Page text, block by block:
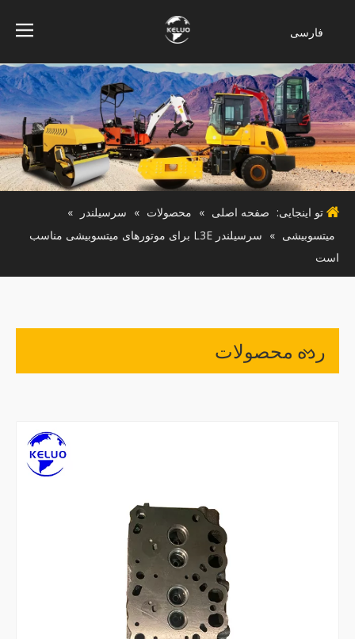
فارسی
indonesia
Türk dili
ไทย
Italiano
Deutsch
Português
Español
Pусский
Français
تو اینجایی: صفحه اصلی » محصولات » سرسیلندر
»
میتسوبیشی »
سرسیلندر L3E برای موتورهای میتسوبیشی مناسب
است
رده محصولات